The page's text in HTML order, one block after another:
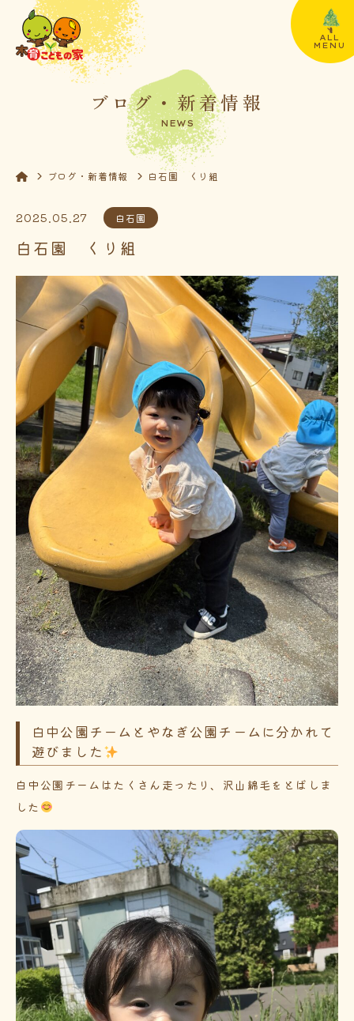
ALL
MENU
ブログ・新着情報
NEWS
ブログ・新着情報 白石園 くり組
2025.05.27 白石園
白石園 くり組
白中公園チームとやなぎ公園チームに分かれて
遊びました
白中公園チームはたくさん走ったり、沢山綿毛をとばしま
した